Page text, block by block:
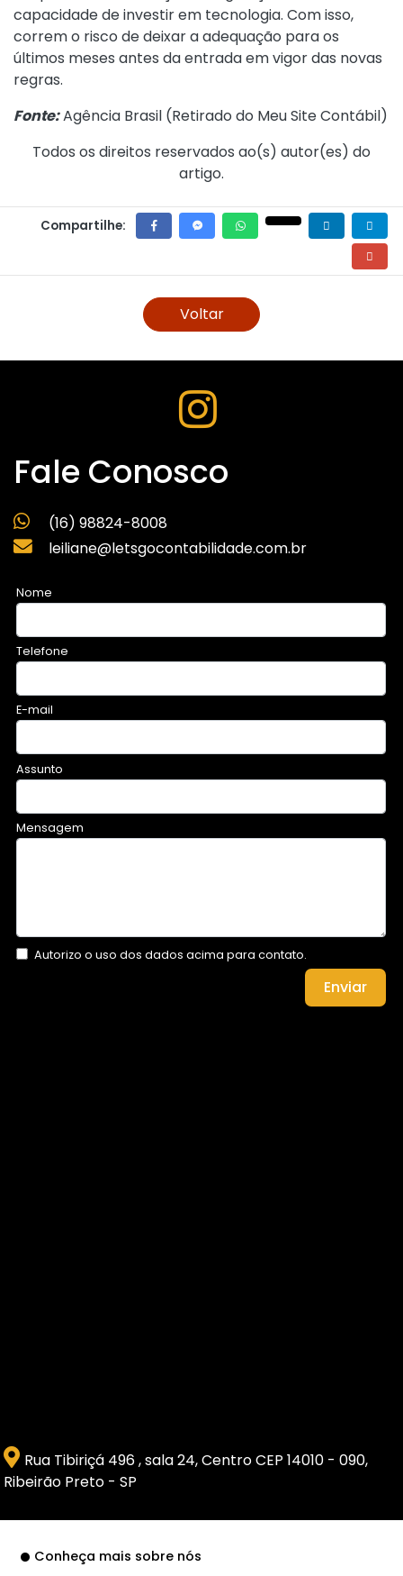
capacidade de investir em tecnologia. Com isso,
correm o risco de deixar a adequação para os
últimos meses antes da entrada em vigor das novas
regras.
Fonte:Agência Brasil (Retirado do Meu Site Contábil)
Todos os direitos reservados ao(s) autor(es) do
artigo.
Compartilhe:
Voltar
Fale Conosco
(16) 98824-8008
leiliane@letsgocontabilidade.com.br
Nome
Telefone
E-mail
Assunto
Mensagem
Autorizo o uso dos dados acima para contato.
Enviar
Rua Tibiriçá 496 , sala 24, Centro CEP 14010 - 090,
Ribeirão Preto - SP
Conheça mais sobre nós